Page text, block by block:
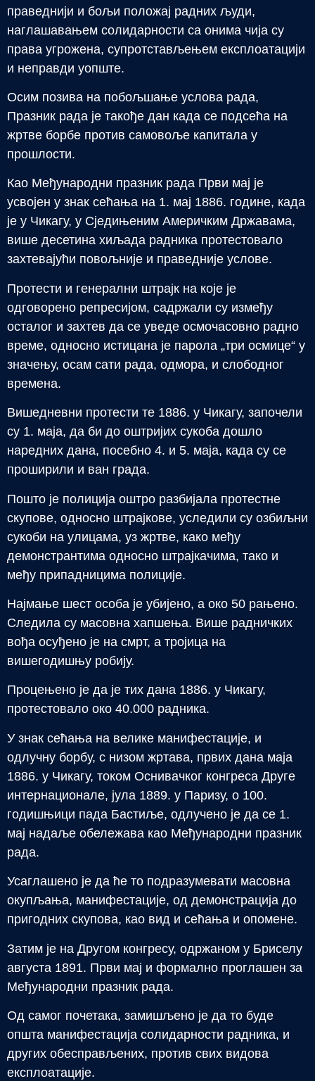
праведнији и бољи положај радних људи,
наглашавањем солидарности са онима чија су
права угрожена, супротстављењем експлоатацији
и неправди уопште.
Осим позива на побољшање услова рада,
Празник рада је такође дан када се подсећа на
жртве борбе против самовоље капитала у
прошлости.
Као Међународни празник рада Први мај је
усвојен у знак сећања на 1. мај 1886. године, када
је у Чикагу, у Сједињеним Америчким Државама,
више десетина хиљада радника протестовало
захтевајући повољније и праведније услове.
Протести и генерални штрајк на које је
одговорено репресијом, садржали су између
осталог и захтев да се уведе осмочасовно радно
време, односно истицана је парола „три осмице“ у
значењу, осам сати рада, одмора, и слободног
времена.
Вишедневни протести те 1886. у Чикагу, започели
су 1. маја, да би до оштријих сукоба дошло
наредних дана, посебно 4. и 5. маја, када су се
проширили и ван града.
Пошто је полиција оштро разбијала протестне
скупове, односно штрајкове, уследили су озбиљни
сукоби на улицама, уз жртве, како међу
демонстрантима односно штрајкачима, тако и
међу припадницима полиције.
Најмање шест особа је убијено, а око 50 рањено.
Следила су масовна хапшења. Више радничких
вођа осуђено је на смрт, а тројица на
вишегодишњу робију.
Процењено је да је тих дана 1886. у Чикагу,
протестовало око 40.000 радника.
У знак сећања на велике манифестације, и
одлучну борбу, с низом жртава, првих дана маја
1886. у Чикагу, током Оснивачког конгреса Друге
интернационале, јула 1889. у Паризу, о 100.
годишњици пада Бастиље, одлучено је да се 1.
мај надаље обележава као Међународни празник
рада.
Усаглашено је да ће то подразумевати масовна
окупљања, манифестације, од демонстрација до
пригодних скупова, као вид и сећања и опомене.
Затим је на Другом конгресу, одржаном у Бриселу
августа 1891. Први мај и формално проглашен за
Међународни празник рада.
Од самог почетака, замишљено је да то буде
општа манифестација солидарности радника, и
других обесправљених, против свих видова
експлоатације.